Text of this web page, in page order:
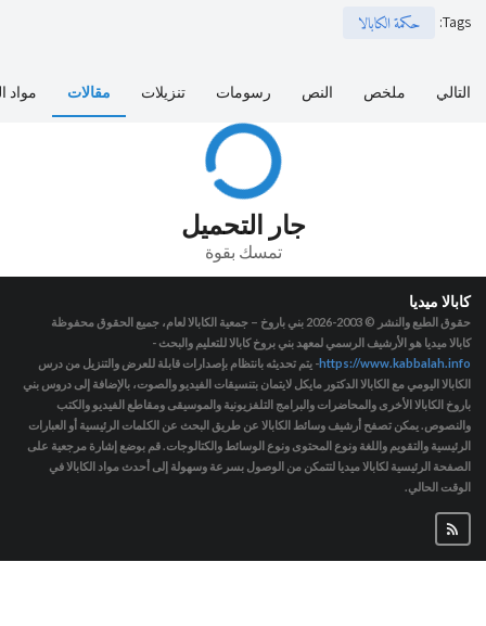
Tags
: حكمة الكابالا
التالي ملخص النص رسومات تنزيلات مقالات مواد
جار التحميل
تمسك بقوة
كابالا ميديا
حقوق الطبع والنشر © 2003-2026
بني باروخ – جمعية الكابالا لعام، جميع الحقوق محفوظة
كابالا ميديا هو الأرشيف الرسمي لمعهد بني بروخ كابالا للتعليم والبحث -
https://www.kabbalah.info- يتم تحديثه بانتظام بإصدارات قابلة للعرض والتنزيل من درس
الكابالا اليومي مع الكابالا الدكتور مايكل لايتمان بتنسيقات الفيديو والصوت، بالإضافة إلى دروس بني
باروخ الكابالا الأخرى والمحاضرات والبرامج التلفزيونية والموسيقى ومقاطع الفيديو والكتب
والنصوص. يمكن تصفح أرشيف وسائط الكابالا عن طريق البحث عن الكلمات الرئيسية أو العبارات
الرئيسية والتقويم واللغة ونوع المحتوى ونوع الوسائط والكتالوجات. قم بوضع إشارة مرجعية على
الصفحة الرئيسية لكابالا ميديا لتتمكن من الوصول بسرعة وسهولة إلى أحدث مواد الكابالا في
الوقت الحالي.